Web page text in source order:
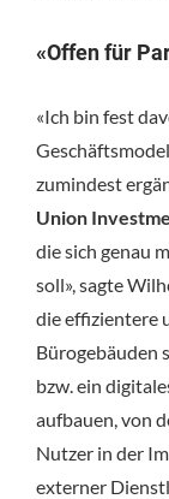
«Offen für
«Ich bin fest
zumindest
Union
die sich genau
soll», sagte
die effizientere
Bürogebäuden
bzw. ein
aufbauen, von
Nutzer in der
externer